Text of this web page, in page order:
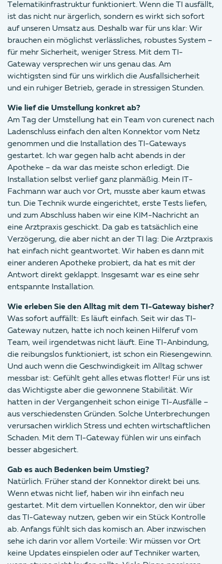
Telematikinfrastruktur funktioniert. Wenn die TI ausfällt,
ist das nicht nur ärgerlich, sondern es wirkt sich sofort
auf unseren Umsatz aus. Deshalb war für uns klar: Wir
brauchen ein möglichst verlässliches, robustes System –
für mehr Sicherheit, weniger Stress. Mit dem TI-
Gateway versprechen wir uns genau das. Am
wichtigsten sind für uns wirklich die Ausfallsicherheit
und ein ruhiger Betrieb, gerade in stressigen Stunden.
Wie lief die Umstellung konkret ab?
Am Tag der Umstellung hat ein Team von curenect nach
Ladenschluss einfach den alten Konnektor vom Netz
genommen und die Installation des TI-Gateways
gestartet. Ich war gegen halb acht abends in der
Apotheke – da war das meiste schon erledigt. Die
Installation selbst verlief ganz planmäßig. Mein IT-
Fachmann war auch vor Ort, musste aber kaum etwas
tun. Die Technik wurde eingerichtet, erste Tests liefen,
und zum Abschluss haben wir eine KIM-Nachricht an
eine Arztpraxis geschickt. Da gab es tatsächlich eine
Verzögerung, die aber nicht an der TI lag: Die Arztpraxis
hat einfach nicht geantwortet. Wir haben es dann mit
einer anderen Apotheke probiert, da hat es mit der
Antwort direkt geklappt. Insgesamt war es eine sehr
entspannte Installation.
Wie erleben Sie den Alltag mit dem TI-Gateway bisher?
Was sofort auffällt: Es läuft einfach. Seit wir das TI-
Gateway nutzen, hatte ich noch keinen Hilferuf vom
Team, weil irgendetwas nicht läuft. Eine TI-Anbindung,
die reibungslos funktioniert, ist schon ein Riesengewinn.
Und auch wenn die Geschwindigkeit im Alltag schwer
messbar ist: Gefühlt geht alles etwas flotter! Für uns ist
das Wichtigste aber die gewonnene Stabilität. Wir
hatten in der Vergangenheit schon einige TI-Ausfälle –
aus verschiedensten Gründen. Solche Unterbrechungen
verursachen wirklich Stress und echten wirtschaftlichen
Schaden. Mit dem TI-Gateway fühlen wir uns einfach
besser abgesichert.
Gab es auch Bedenken beim Umstieg?
Natürlich. Früher stand der Konnektor direkt bei uns.
Wenn etwas nicht lief, haben wir ihn einfach neu
gestartet. Mit dem virtuellen Konnektor, den wir über
das TI-Gateway nutzen, geben wir ein Stück Kontrolle
ab. Anfangs fühlt sich das komisch an. Aber inzwischen
sehe ich darin vor allem Vorteile: Wir müssen vor Ort
keine Updates einspielen oder auf Techniker warten,